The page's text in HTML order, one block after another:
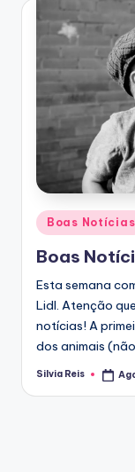
Posted
in
Boas Notícias
Boas
Esta semana
Lidl. Atenção
notícias! A
dos animais
Posted
Silvia Reis